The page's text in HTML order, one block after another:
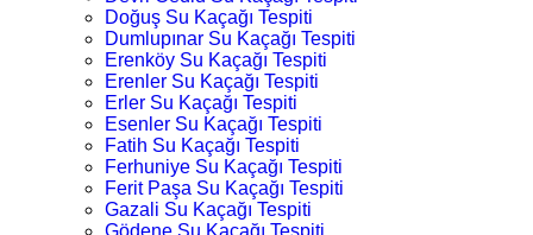
Doğuş Su Kaçağı Tespiti
Dumlupınar Su Kaçağı Tespiti
Erenköy Su Kaçağı Tespiti
Erenler Su Kaçağı Tespiti
Erler Su Kaçağı Tespiti
Esenler Su Kaçağı Tespiti
Fatih Su Kaçağı Tespiti
Ferhuniye Su Kaçağı Tespiti
Ferit Paşa Su Kaçağı Tespiti
Gazali Su Kaçağı Tespiti